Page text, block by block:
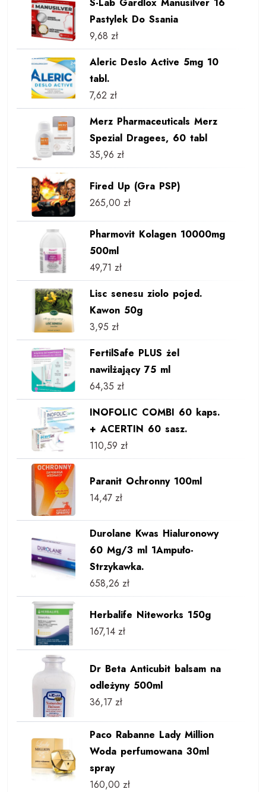
Pastylek Do Ssania
9,68 zł
Aleric Deslo Active 5mg 10
tabl.
7,62 zł
Merz Pharmaceuticals Merz
Spezial Dragees, 60 tabl
35,96 zł
Fired Up (Gra PSP)
265,00 zł
Pharmovit Kolagen 10000mg
500ml
49,71 zł
Lisc senesu ziolo pojed.
Kawon 50g
3,95 zł
FertilSafe PLUS żel
nawilżający 75 ml
64,35 zł
INOFOLIC COMBI 60 kaps.
+ ACERTIN 60 sasz.
110,59 zł
Paranit Ochronny 100ml
14,47 zł
Durolane Kwas Hialuronowy
60 Mg/3 ml 1Ampuło-
Strzykawka.
658,26 zł
Herbalife Niteworks 150g
167,14 zł
Dr Beta Anticubit balsam na
odleżyny 500ml
36,17 zł
Paco Rabanne Lady Million
Woda perfumowana 30ml
spray
160,00 zł